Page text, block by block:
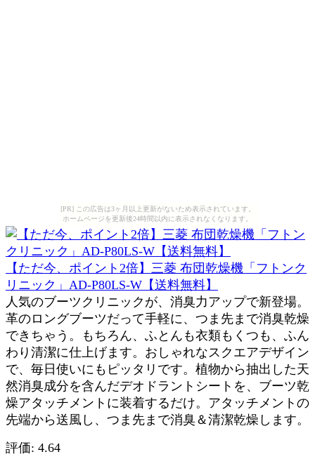
[PR] この広告は3ヶ月以上更新がないため表示されています。
ホームページを更新後24時間以内に表示されなくなります。
【ただ今、ポイント2倍】三菱 布団乾燥機「フトンク
リニック」AD-P80LS-W【送料無料】
人気のブーツクリニックが、消臭力アップで新登場。
革のロングブーツだって手軽に、つま先まで消臭乾燥
できちゃう。もちろん、ふとんも衣類もくつも、ふん
わり清潔に仕上げます。おしゃれなスクエアデザイン
で、毎日使いにもピッタリです。植物から抽出した天
然消臭成分を含んだデオドラントシートを、ブーツ乾
燥アタッチメントに装着するだけ。アタッチメントの
先端から送風し、つま先まで消臭＆清潔乾燥します。
評価: 4.64